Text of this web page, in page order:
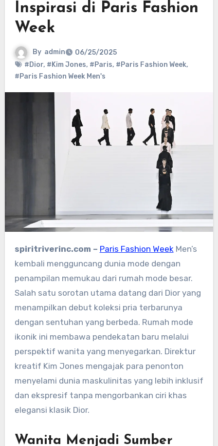
Inspirasi di Paris Fashion
Week
By admin
06/25/2025
#Dior, #Kim Jones, #Paris, #Paris Fashion Week,
#Paris Fashion Week Men's
spiritriverinc.com – Paris Fashion WeekMen’s
kembali mengguncang dunia mode dengan
penampilan memukau dari rumah mode besar.
Salah satu sorotan utama datang dari Dior yang
menampilkan debut koleksi pria terbarunya
dengan sentuhan yang berbeda. Rumah mode
ikonik ini membawa pendekatan baru melalui
perspektif wanita yang menyegarkan. Direktur
kreatif Kim Jones mengajak para penonton
menyelami dunia maskulinitas yang lebih inklusif
dan ekspresif tanpa mengorbankan ciri khas
elegansi klasik Dior.
Wanita Menjadi Sumber